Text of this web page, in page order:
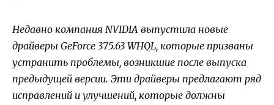
Недавно компания NVIDIA выпустила новые
драйверы GeForce 375.63 WHQL, которые призваны
устранить проблемы, возникшие после выпуска
предыдущей версии. Эти драйверы предлагают ряд
исправлений и улучшений, которые должны